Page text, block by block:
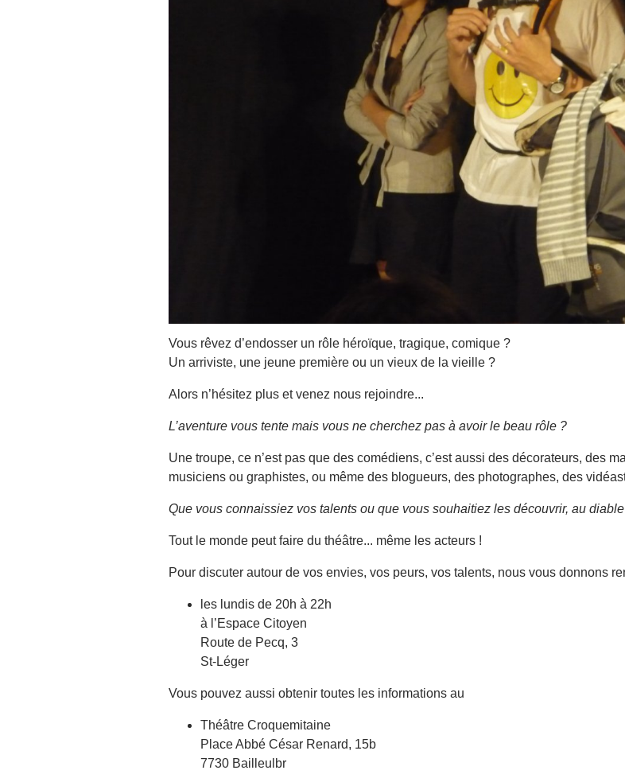
Vous rêvez d’endosser un rôle héroïque, tragique, comique ?
Un arriviste, une jeune première ou un vieux de la vieille ?
Alors n’hésitez plus et venez nous rejoindre...
L’aventure vous tente mais vous ne cherchez pas à avoir le beau rôle ?
Une troupe, ce n’est pas que des comédiens, c’est aussi des décorateurs, des
musiciens ou graphistes, ou même des blogueurs, des photographes, des
Que vous connaissiez vos talents ou que vous souhaitiez les découvrir, au
Tout le monde peut faire du théâtre... même les acteurs !
Pour discuter autour de vos envies, vos peurs, vos talents, nous vous donnons
les lundis de 20h à 22h
à l’Espace Citoyen
Route de Pecq, 3
St-Léger
Vous pouvez aussi obtenir toutes les informations au
Théâtre Croquemitaine
Place Abbé César Renard, 15b
7730 Bailleulbr